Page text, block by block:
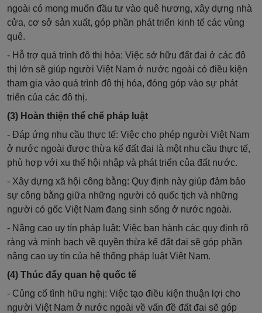
ngoài có mong muốn đầu tư vào quê hương, xây dựng nhà
cửa, cơ sở sản xuất, góp phần phát triển kinh tế các vùng
quê.
- Hỗ trợ quá trình đô thị hóa: Việc sở hữu đất đai ở các đô
thị lớn sẽ giúp người Việt Nam ở nước ngoài có điều kiện
tham gia vào quá trình đô thị hóa, đóng góp vào sự phát
triển của các đô thị.
(3) Hoàn thiện thể chế pháp luật
- Đáp ứng nhu cầu thực tế: Việc cho phép người Việt Nam
ở nước ngoài được thừa kế đất đai là một nhu cầu thực tế,
phù hợp với xu thế hội nhập và phát triển của đất nước.
- Xây dựng xã hội công bằng: Quy định này giúp đảm bảo
sự công bằng giữa những người có quốc tịch và những
người có gốc Việt Nam đang sinh sống ở nước ngoài.
- Nâng cao uy tín pháp luật: Việc ban hành các quy định rõ
ràng và minh bạch về quyền thừa kế đất đai sẽ góp phần
nâng cao uy tín của hệ thống pháp luật Việt Nam.
(4) Thúc đẩy quan hệ quốc tế
- Củng cố tình hữu nghị: Việc tạo điều kiện thuận lợi cho
người Việt Nam ở nước ngoài về vấn đề đất đai sẽ góp